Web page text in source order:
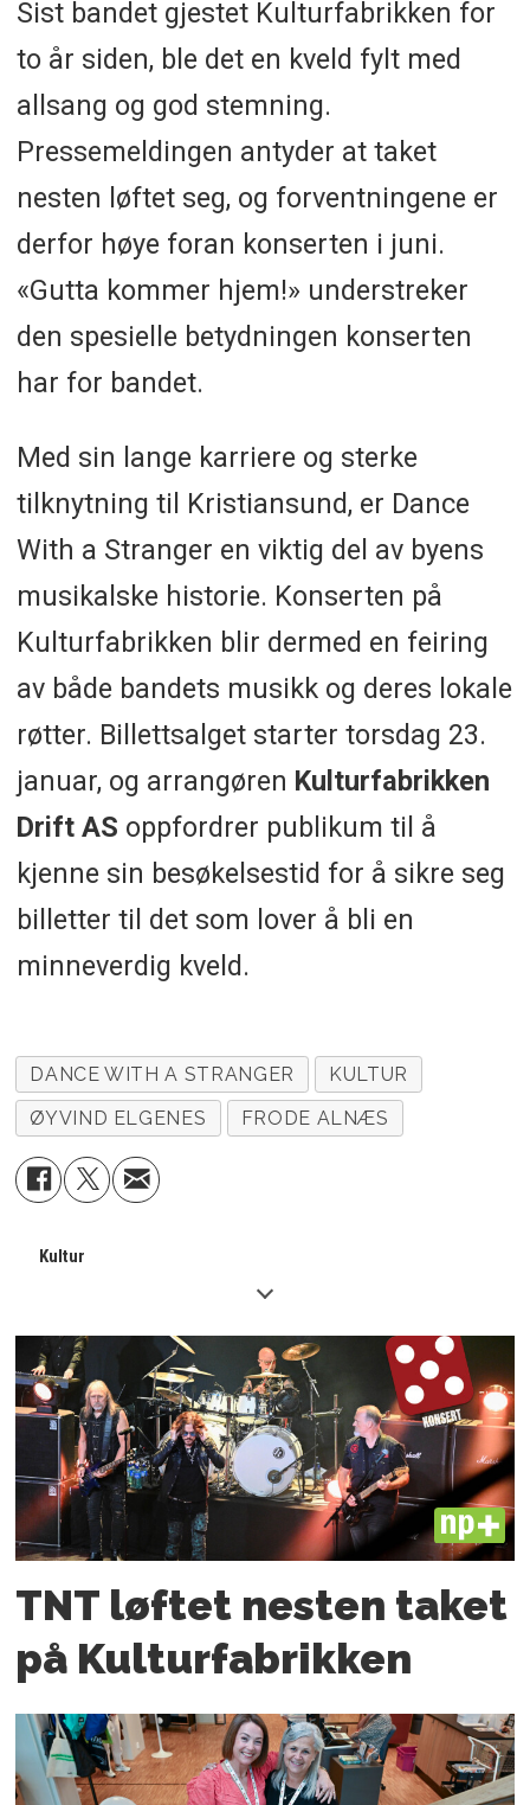
Sist bandet gjestet Kulturfabrikken for
to år siden, ble det en kveld fylt med
allsang og god stemning.
Pressemeldingen antyder at taket
nesten løftet seg, og forventningene er
derfor høye foran konserten i juni.
«Gutta kommer hjem!» understreker
den spesielle betydningen konserten
har for bandet.
Med sin lange karriere og sterke
tilknytning til Kristiansund, er Dance
With a Stranger en viktig del av byens
musikalske historie. Konserten på
Kulturfabrikken blir dermed en feiring
av både bandets musikk og deres lokale
røtter. Billettsalget starter torsdag 23.
januar, og arrangøren Kulturfabrikken
Drift AS oppfordrer publikum til å
kjenne sin besøkelsestid for å sikre seg
billetter til det som lover å bli en
minneverdig kveld.
DANCE WITH A STRANGER
KULTUR
ØYVIND ELGENES
FRODE ALNÆS
Kultur
PLUS
TNT løftet nesten taket
på Kulturfabrikken